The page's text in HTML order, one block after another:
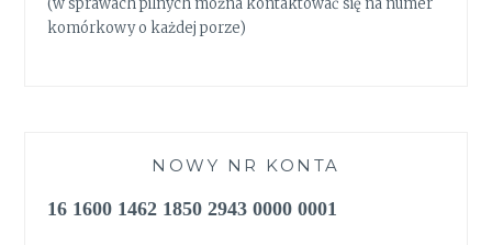
komórkowy o każdej porze)
NOWY NR KONTA
16 1600 1462 1850 2943 0000 0001